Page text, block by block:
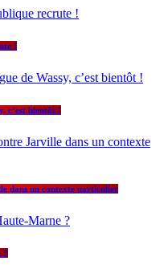
!
c’est bientôt !
dans un contexte particulier
?